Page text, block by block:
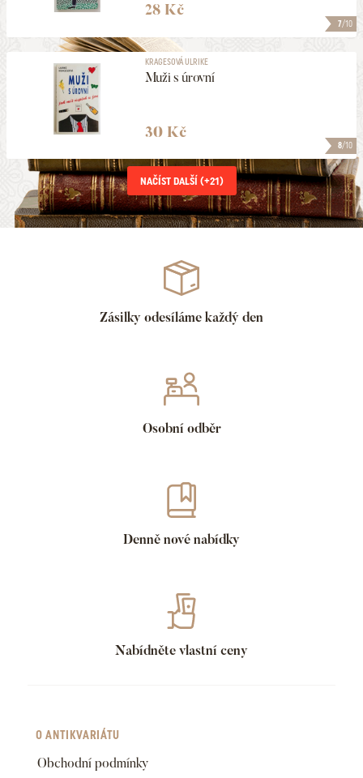
7/10
28 Kč
8/10
KRAGESOVÁ ULRIKE
Muži s úrovní
30 Kč
NAČÍST DALŠÍ (+21)
Zásilky odesíláme každý den
Osobní odběr
Denně nové nabídky
Nabídněte vlastní ceny
O ANTIKVARIÁTU
Obchodní podmínky